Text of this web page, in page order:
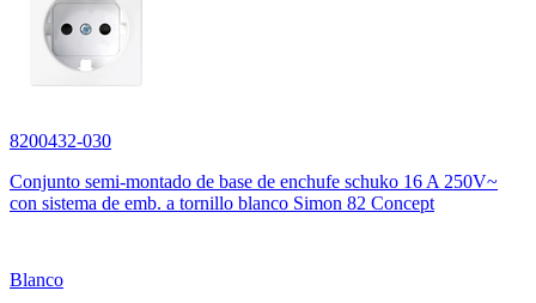
8200432-030
Conjunto semi-montado de base de enchufe schuko 16 A 250V~
con sistema de emb. a tornillo blanco Simon 82 Concept
Blanco